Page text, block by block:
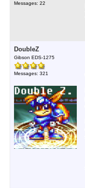
Messages: 22
DoubleZ
Gibson EDS-1275
Messages: 321